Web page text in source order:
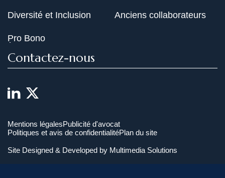
Diversité et Inclusion
Pro Bono
Anciens collaborateurs
Contactez-nous
Mentions légalesPublicité d'avocat
Politiques et avis de confidentialitéPlan du site
Site Designed & Developed by Multimedia Solutions